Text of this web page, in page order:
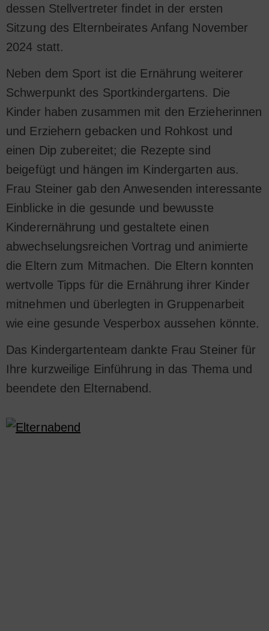
dessen Stellvertreter findet in der ersten
Sitzung des Elternbeirates Anfang November
2024 statt.
Neben dem Sport ist die Ernährung weiterer
Schwerpunkt des Sportkindergartens. Die
Kinder haben zusammen mit den Erzieherinnen
und Erziehern gebacken und Rohkost und
einen Dip zubereitet; die Rezepte sind
beigefügt und hängen im Kindergarten aus.
Frau Steiner gab den Anwesenden interessante
Einblicke in die gesunde und bewusste
Kinderernährung und gestaltete einen
abwechselungsreichen Vortrag und animierte
die Eltern zum Mitmachen. Die Eltern konnten
wertvolle Tipps für die Ernährung ihrer Kinder
mitnehmen und überlegten in Gruppenarbeit
wie eine gesunde Vesperbox aussehen könnte.
Das Kindergartenteam dankte Frau Steiner für
Ihre kurzweilige Einführung in das Thema und
beendete den Elternabend.